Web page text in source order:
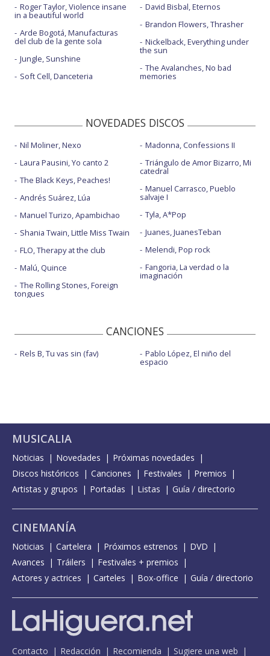
Roger Taylor, Violence insane
in a beautiful world
Arde Bogotá, Manufacturas
del club de la gente sola
Jungle, Sunshine
Soft Cell, Danceteria
David Bisbal, Eternos
Brandon Flowers, Thrasher
Nickelback, Everything under
the sun
The Avalanches, No bad
memories
NOVEDADES DISCOS
Nil Moliner, Nexo
Laura Pausini, Yo canto 2
The Black Keys, Peaches!
Andrés Suárez, Lúa
Manuel Turizo, Apambichao
Shania Twain, Little Miss Twain
FLO, Therapy at the club
Malú, Quince
The Rolling Stones, Foreign
tongues
Madonna, Confessions II
Triángulo de Amor Bizarro, Mi
catedral
Manuel Carrasco, Pueblo
salvaje I
Tyla, A*Pop
Juanes, JuanesTeban
Melendi, Pop rock
Fangoria, La verdad o la
imaginación
CANCIONES
Rels B, Tu vas sin (fav) Pablo López, El niño del
espacio
MUSICALIA
Noticias Novedades
Próximas novedades
Discos históricos
Canciones Festivales
Premios
Artistas y grupos
Portadas Listas Guía / directorio
CINEMANÍA
Noticias Cartelera Próximos estrenos
DVD
Avances
Tráilers
Festivales + premios
Actores y actrices
Carteles Box-office Guía / directorio
Contacto Redacción Recomienda Sugiere una web